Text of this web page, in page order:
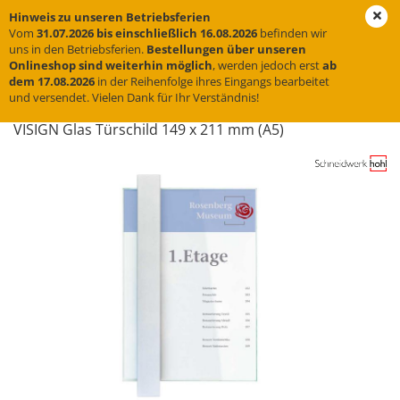
Hinweis zu unseren Betriebsferien
Vom 31.07.2026 bis einschließlich 16.08.2026 befinden wir
uns in den Betriebsferien. Bestellungen über unseren
Onlineshop sind weiterhin möglich, werden jedoch erstab
dem 17.08.2026 in der Reihenfolge ihres Eingangs bearbeitet
und versendet. Vielen Dank für Ihr Verständnis!
« Erster « zurück
weiter »
4Artikel in dieser Kategorie
VI­SIGN Glas Tür­schild 149 x 211 mm (A5)